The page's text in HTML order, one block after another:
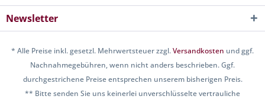
Newsletter
* Alle Preise inkl. gesetzl. Mehrwertsteuer zzgl.Versandkosten und ggf.
Nachnahmegebühren, wenn nicht anders beschrieben. Ggf.
durchgestrichene Preise entsprechen unserem bisherigen Preis.
** Bitte senden Sie uns keinerlei unverschlüsselte vertrauliche